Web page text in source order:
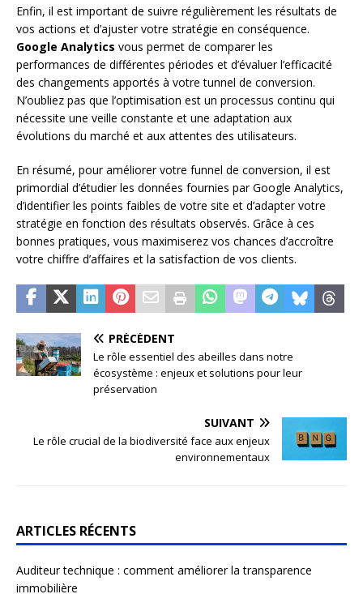
Enfin, il est important de suivre régulièrement les résultats de
vos actions et d’ajuster votre stratégie en conséquence.
Google Analytics vous permet de comparer les
performances de différentes périodes et d’évaluer l’efficacité
des changements apportés à votre tunnel de conversion.
N’oubliez pas que l’optimisation est un processus continu qui
nécessite une veille constante et une adaptation aux
évolutions du marché et aux attentes des utilisateurs.
En résumé, pour améliorer votre funnel de conversion, il est
primordial d’étudier les données fournies par Google Analytics,
d’identifier les points faibles de votre site et d’adapter votre
stratégie en fonction des résultats observés. Grâce à ces
bonnes pratiques, vous maximiserez vos chances d’accroître
votre chiffre d’affaires et la satisfaction de vos clients.
PRÉCÉDENT
Le rôle essentiel des abeilles dans notre
écosystème : enjeux et solutions pour leur
préservation
SUIVANT
Le rôle crucial de la biodiversité face aux enjeux
environnementaux
ARTICLES RÉCENTS
Auditeur technique : comment améliorer la transparence
immobilière